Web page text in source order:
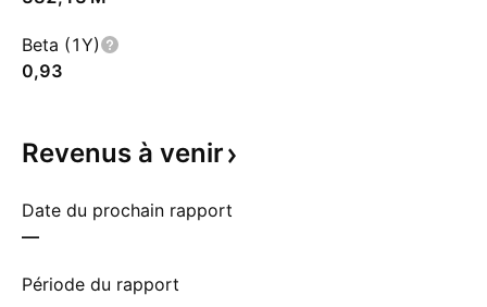
Beta (1Y)
0,93
Revenus à venir
Date du prochain rapport
—
Période du rapport